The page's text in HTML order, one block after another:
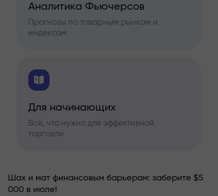
Аналитика Фьючерсов
Прогнозы по товарным рынкам и
индексам
Для начинающих
Всё, что нужно для эффективной
торговли
Шах и мат финансовым барьерам: заберите $5
000 в июле!